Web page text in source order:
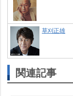
草刈正雄
関連記事